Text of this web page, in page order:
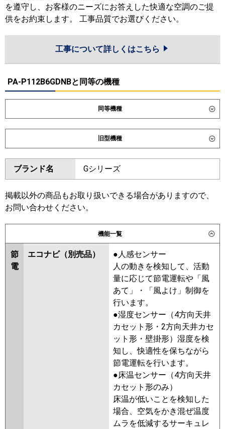
を遵守し、お客様のニーズにお答えした快適な空調のご提
供をお約束します。 工事品質でお選びください。
工事について詳しくはこちら
PA-P112B6GDNBと同等の機種
同等機種
ダイキン SSRV112DD
東芝 GFXB11213BU
三菱電機 PSZX-DHRMP112K6
ZRMP112K6
日立 RPV-GP112RGHP6
三菱重工 FDFZ1126HP5SB
パナソニック PA-P112B7GDNC PA-P112B7GDC
旧型機種
ダイキン SSRV112CD SSRV112BYD
SSRV112BJD
SSRV112BCD
東芝 RFXB11233BU
三菱電機 PSZX-DHRMP112K5 PSZX-
ZRMP112K5
PSZX-DHRMP112K4
PSZX-ZRMP112K4
DHRMP112K3 PSZX-ZRMP112K3
PSZX-DHRMP112K2 PSZX-
ZRMP112K2 PSZX-ZRMP112KZ
PSZX-ZRMP112KY PSZX-
ZRMP112KV PSZX-ZRMP112KR
RPV-GP112RGHP5 RPV-
GP112RGHP4 RPV-GP112RGHP3
RPV-GP112RGHP2 RPV-
AP112GHP6-kobe RPV-
AP112GHP6 RPV-GP112RGHP1
FDFZ1125HP5SB
FDFZ1125HP5SA
FDFZ1125HP5S
ブランド名 Gシリーズ
掲載以外の商品もお取り扱いできる場合がありますので、
お問い合わせください。
機能一覧
節
電
エコナビ（別売品）
●人感センサー
人の動きを検知して、活動
量に応じて節電運転や「風
あて」・「風よけ」制御を
行います。
●湿度センサー（4方向天井
カセット形・2方向天井カセ
ット形・壁掛形）湿度を検
知し、快適性を保ちながら
節電運転を行います。
●床温センサー（4方向天井
カセット形のみ）
床温が低いことを検知した
場合、空気をかき混ぜ温度
ムラを低減するサーキュレ